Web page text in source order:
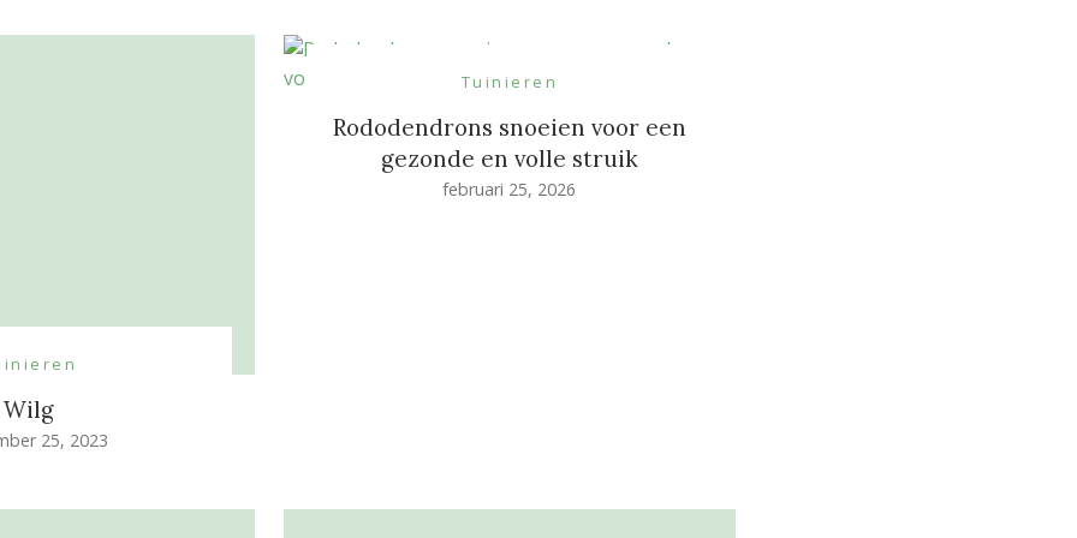
Wilg
25, 2023
Tuinieren
Rododendrons snoeien voor een
gezonde en volle struik
februari 25, 2026